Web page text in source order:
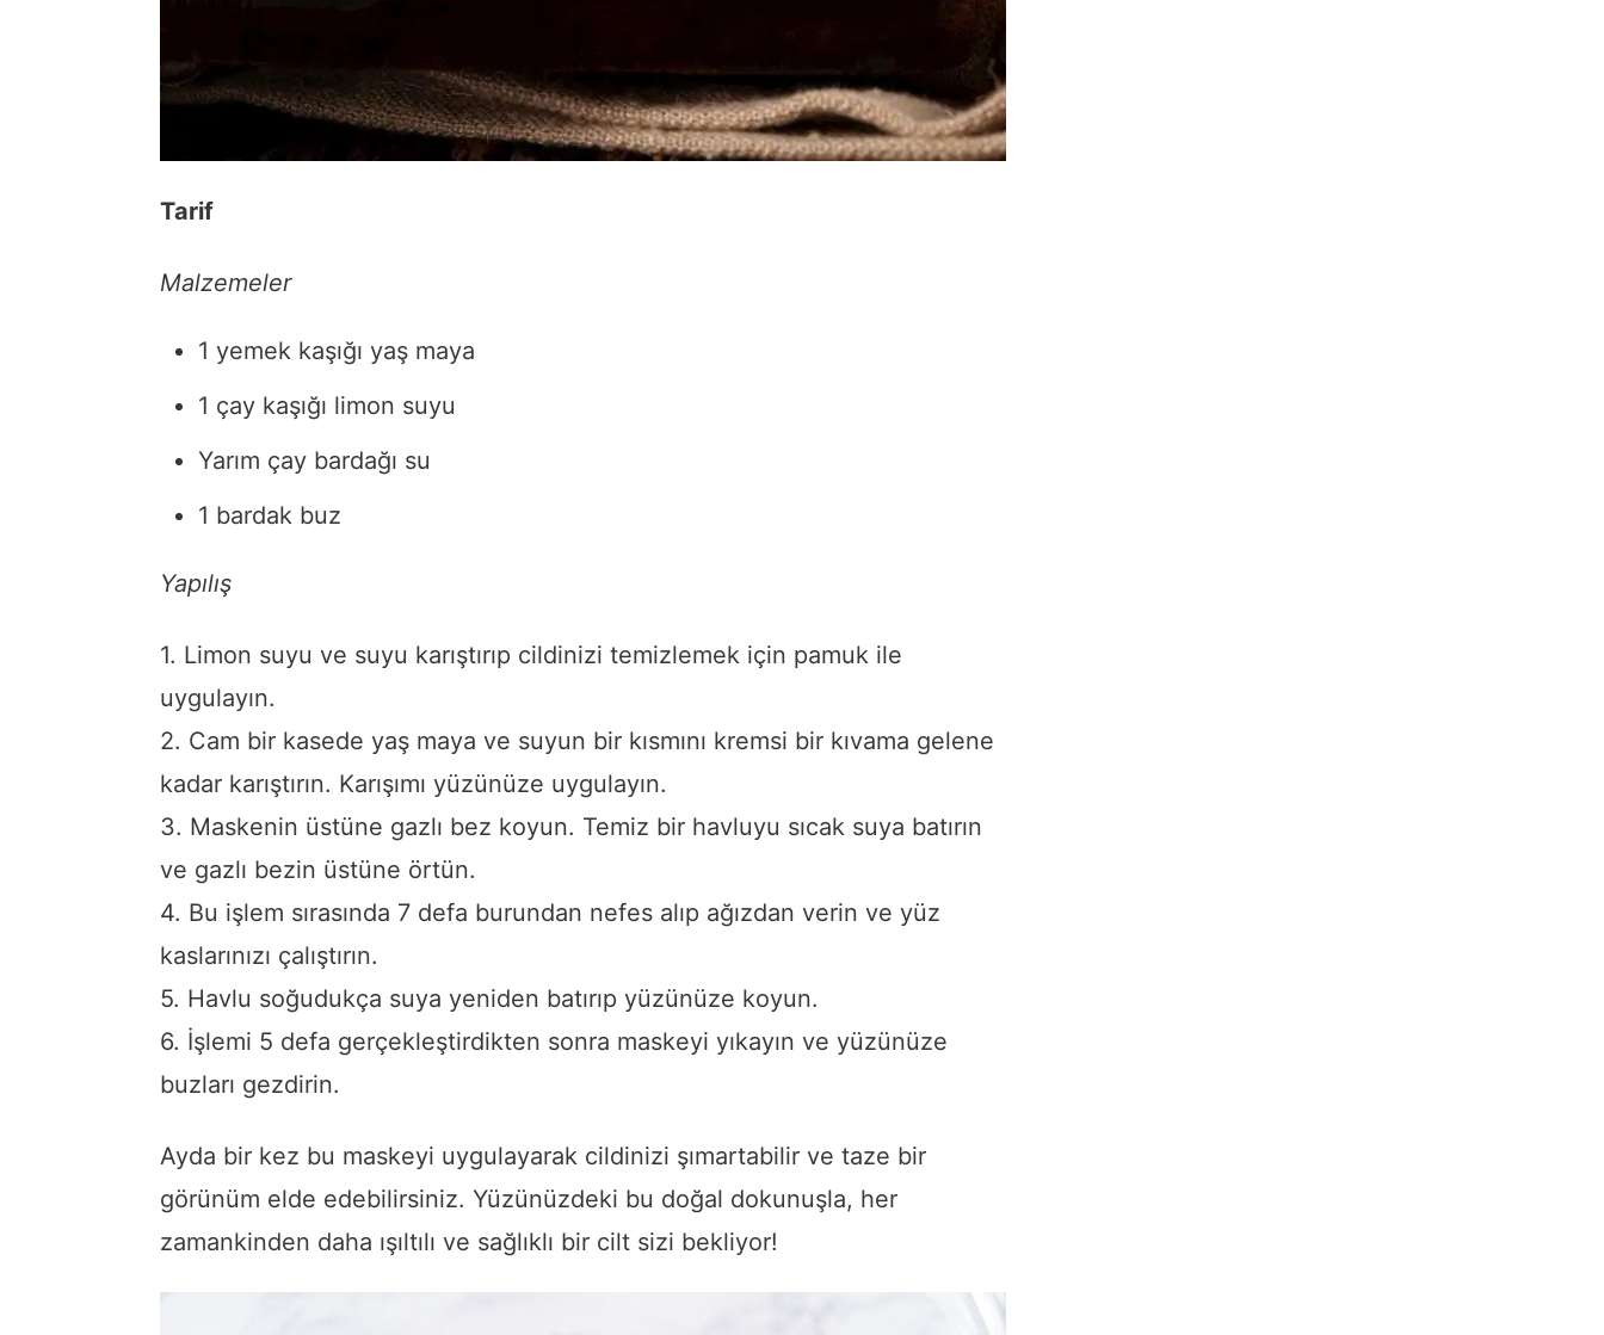
Tarif
Malzemeler
1 yemek kaşığı yaş maya
1 çay kaşığı limon suyu
Yarım çay bardağı su
1 bardak buz
Yapılış
1. Limon suyu ve suyu karıştırıp cildinizi temizlemek için pamuk ile
uygulayın.
2. Cam bir kasede yaş maya ve suyun bir kısmını kremsi bir kıvama gelene
kadar karıştırın. Karışımı yüzünüze uygulayın.
3. Maskenin üstüne gazlı bez koyun. Temiz bir havluyu sıcak suya batırın
ve gazlı bezin üstüne örtün.
4. Bu işlem sırasında 7 defa burundan nefes alıp ağızdan verin ve yüz
kaslarınızı çalıştırın.
5. Havlu soğudukça suya yeniden batırıp yüzünüze koyun.
6. İşlemi 5 defa gerçekleştirdikten sonra maskeyi yıkayın ve yüzünüze
buzları gezdirin.
Ayda bir kez bu maskeyi uygulayarak cildinizi şımartabilir ve taze bir
görünüm elde edebilirsiniz. Yüzünüzdeki bu doğal dokunuşla, her
zamankinden daha ışıltılı ve sağlıklı bir cilt sizi bekliyor!